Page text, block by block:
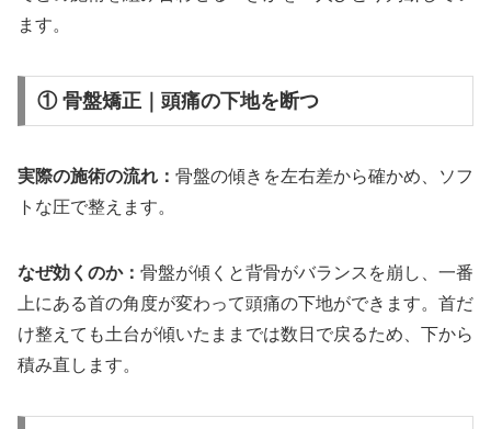
ます。
① 骨盤矯正｜頭痛の下地を断つ
実際の施術の流れ： 骨盤の傾きを左右差から確かめ、ソフ
トな圧で整えます。
なぜ効くのか： 骨盤が傾くと背骨がバランスを崩し、一番
上にある首の角度が変わって頭痛の下地ができます。首だ
け整えても土台が傾いたままでは数日で戻るため、下から
積み直します。